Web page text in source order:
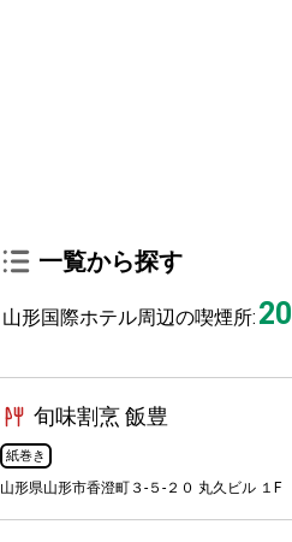
一覧から探す
山形国際ホテル周辺の喫煙所: 20
旬味割烹 飯豊
紙巻き
山形県山形市香澄町３-５-２０ 丸久ビル １F